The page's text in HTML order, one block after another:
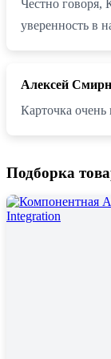
Честно говоря,
уверенность в
Алексей
Карточка
Подборка